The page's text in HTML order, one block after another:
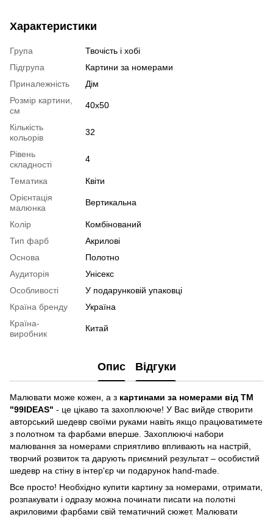
Характеристики
Група
Твочість і хобі
Підгрупа
Картини за номерами
Приналежність
Дім
Розмір картини,
см
40х50
Кількість
кольорів
32
Рівень
складності
4
Тематика
Квіти
Орієнтація
малюнка
Вертикальна
Колір
Комбінований
Тип фарб
Акрилові
Основа
Полотно
Аудиторія
Унісекс
Особливості
У подарунковій упаковці
Країна бренду
Україна
Країна-
виробник
Китай
Опис Відгуки
Малювати може кожен, а з картинами за номерами від ТМ
"99IDEAS" - це цікаво та захоплююче! У Вас вийде створити
авторський шедевр своїми руками навіть якщо працюватимете
з полотном та фарбами вперше. Захоплюючі набори
малювання за номерами сприятливо впливають на настрій,
творчий розвиток та дарують приємний результат – особистий
шедевр на стіну в інтер'єр чи подарунок hand-made.
Все просто! Необхідно купити картину за номерами, отримати,
розпакувати і одразу можна починати писати на полотні
акриловими фарбами свій тематичний сюжет. Малювати